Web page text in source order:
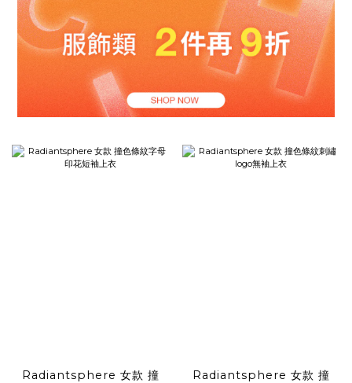
Radiantsphere 女款 撞
Radiantsphere 女款 撞